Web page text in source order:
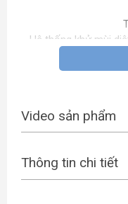
Hệ thống khử mùi
chỉnh độ ẩm, Bảng
đa
Video sản phẩm
Thông tin chi tiết